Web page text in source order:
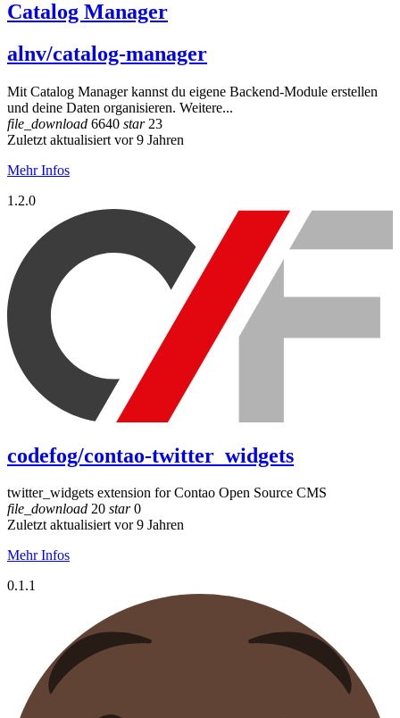
Catalog Manager
alnv/catalog-manager
Mit Catalog Manager kannst du eigene Backend-Module erstellen
und deine Daten organisieren. Weitere...
file_download 6640 star23
Zuletzt aktualisiert vor 9 Jahren
Mehr Infos
1.2.0
codefog/contao-twitter_widgets
twitter_widgets extension for Contao Open Source CMS
file_download 20 star0
Zuletzt aktualisiert vor 9 Jahren
Mehr Infos
0.1.1